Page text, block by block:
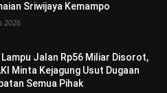
Sriwijaya Kemampo
2026
Lampu Jalan Rp56 Miliar Disorot,
Minta Kejagung Usut Dugaan
Semua Pihak